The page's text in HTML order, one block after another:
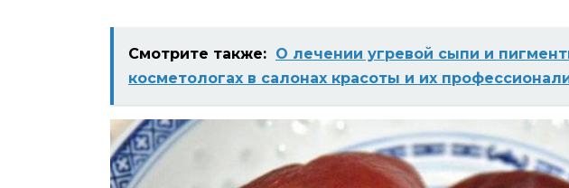
Смотрите также: О лечении угревой сыпи и
косметологах в салонах красоты и их